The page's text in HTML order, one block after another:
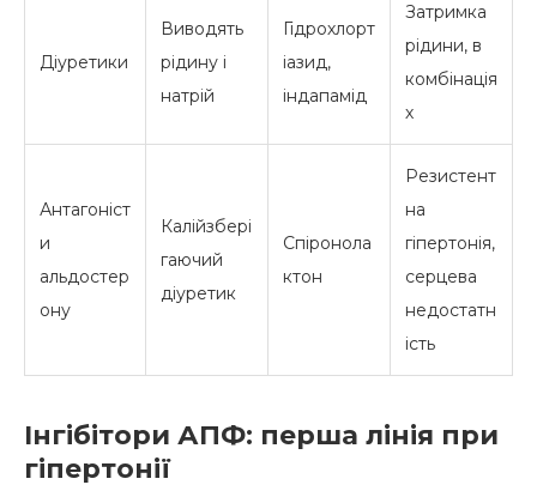
Діуретики
Виводять
рідину і
натрій
Гідрохлорт
іазид,
індапамід
Затримка
рідини, в
комбінація
х
Антагоніст
и
альдостер
ону
Калійзбері
гаючий
діуретик
Спіронола
ктон
Резистент
на
гіпертонія,
серцева
недостатн
ість
Інгібітори АПФ: перша лінія при
гіпертонії